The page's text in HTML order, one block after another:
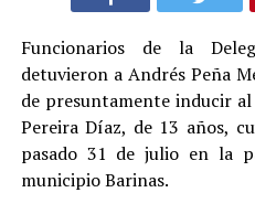
Funcionarios de la
detuvieron a Andrés Peña
de presuntamente inducir
Pereira Díaz, de 13 años,
pasado 31 de julio en la
municipio Barinas.